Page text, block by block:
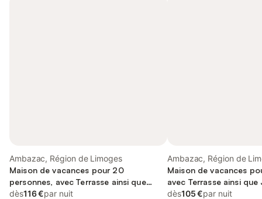
Ambazac, Région de Limoges
Maison de vacances pour 20
personnes, avec Terrasse ainsi que
Jardin et Vue
dès116 €par nuit
Ambazac, Région de
Maison de vacances
avec Terrasse ainsi
dès105 €par nuit